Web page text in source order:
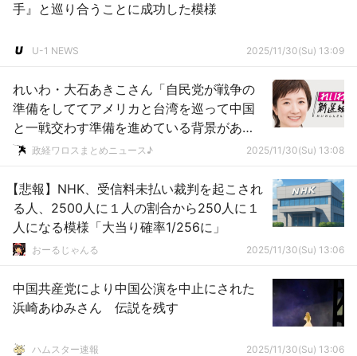
手』と巡り合うことに成功した模様
U-1 NEWS 2025/11/30(Su) 13:09
れいわ・大石あきこさん「自民党が戦争の
準備をしててアメリカと台湾を巡って中国
と一戦交わす準備を進めている背景があ
る！」 → ｗｗｗｗｗｗｗｗｗｗｗｗｗｗｗ
政経ワロスまとめニュース♪ 2025/11/30(Su) 13:08
【悲報】NHK、受信料未払い裁判を起こされ
る人、2500人に１人の割合から250人に１
人になる模様「大当り確率1/256に」
おーるじゃんる 2025/11/30(Su) 13:06
中国共産党により中国公演を中止にされた
浜崎あゆみさん 伝説を残す
ハムスター速報 2025/11/30(Su) 13:06